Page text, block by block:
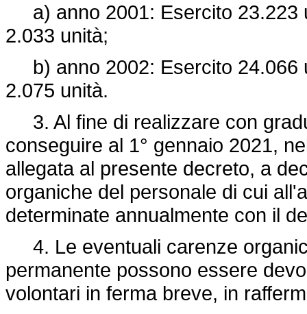
a) anno 2001: Esercito 23.223
2.033 unità;
b) anno 2002: Esercito 24.066
2.075 unità.
3. Al fine di realizzare con
conseguire al 1° gennaio 2021,
allegata al presente decreto, a
organiche del personale di cui
determinate annualmente con il
4. Le eventuali carenze
permanente possono essere
volontari in ferma breve, in